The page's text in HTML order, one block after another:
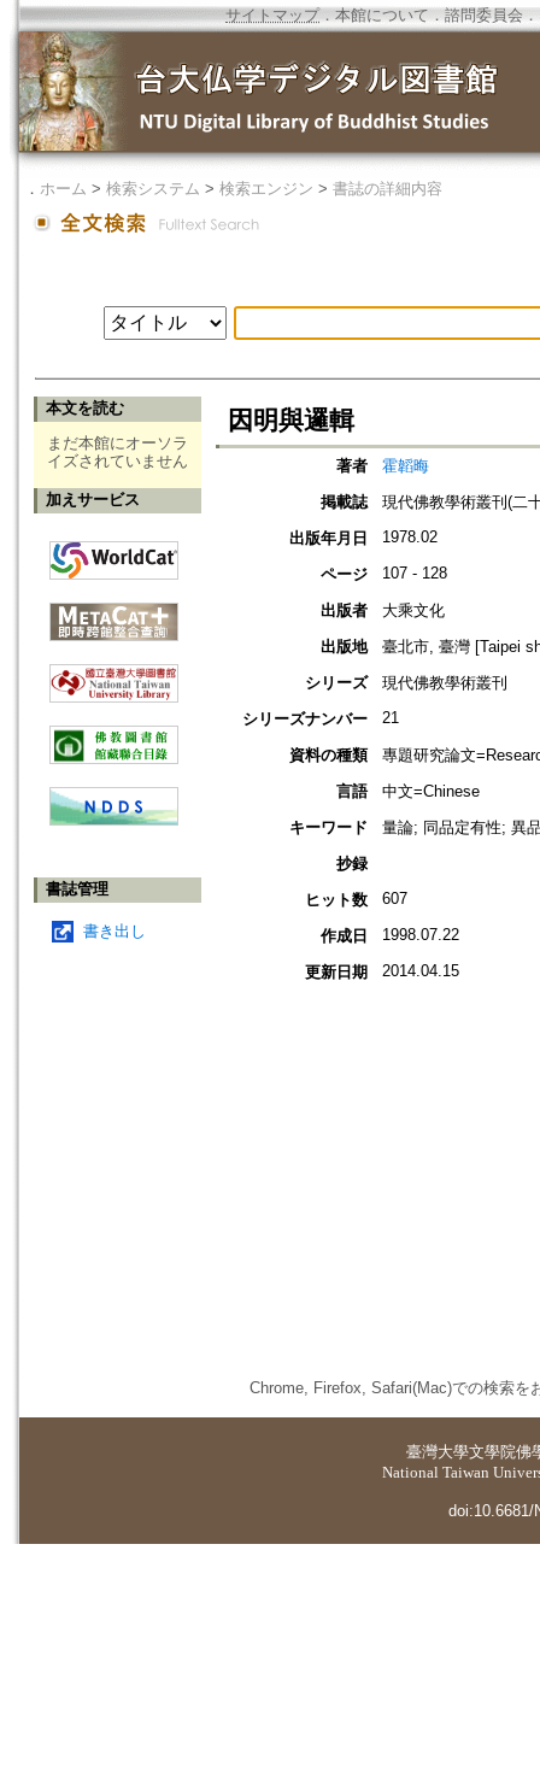
サイトマップ．本館について ． 諮問委員会 ．
． ホーム > 検索システム > 検索エンジン > 書誌の詳細内容
本文を読む
まだ本館にオーソラ
イズされていません
加えサービス
書誌管理
書き出し
因明與邏輯
著者
霍韜晦
掲載誌
現代佛教學術叢刊(二
出版年月日
1978.02
ページ 107 - 128
出版者
大乘文化
出版地
臺北市, 臺灣 [Taipei
シリーズ
現代佛教學術叢刊
シリーズナンバー
21
資料の種類
專題研究論文
言語
中文=Chinese
キーワード
量論; 同品定有性; 異
抄録
ヒット数
607
作成日 1998.07.22
更新日期 2014.04.15
Chrome, Firefox, Safari(Mac)での検索を
臺灣大學文學院佛
National Taiwan
doi:10.6681/